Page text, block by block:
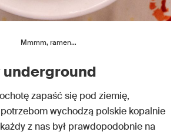
Mmmm, ramen…
underground
zapaść się pod ziemię,
wychodzą polskie kopalnie
z nas był prawdopodobnie na